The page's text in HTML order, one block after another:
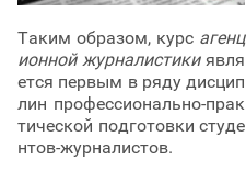
Таким образом, курс агенц
ионной журналистикиявля
ется первым в ряду дисцип
лин профессионально-прак
тической подготовки студе
нтов-журналистов.